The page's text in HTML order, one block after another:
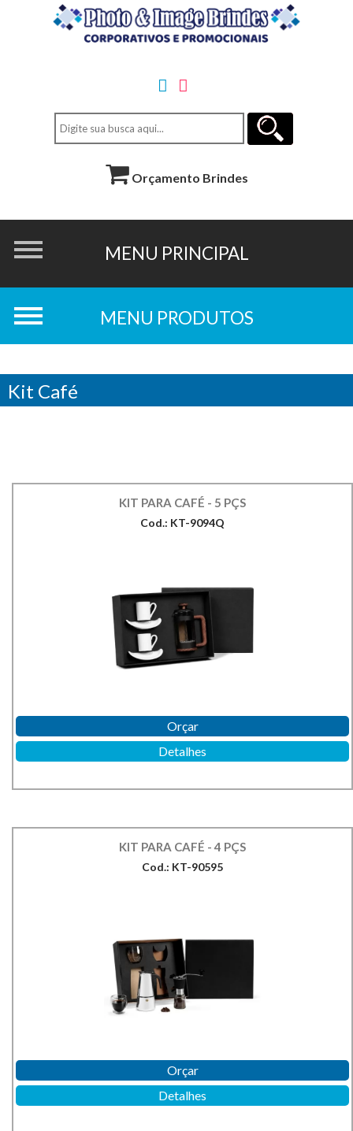
Orçamento Brindes
Kit Café
KIT PARA CAFÉ - 5 PÇS
Cod.: KT-9094Q
Orçar
Detalhes
KIT PARA CAFÉ - 4 PÇS
Cod.: KT-90595
Orçar
Detalhes